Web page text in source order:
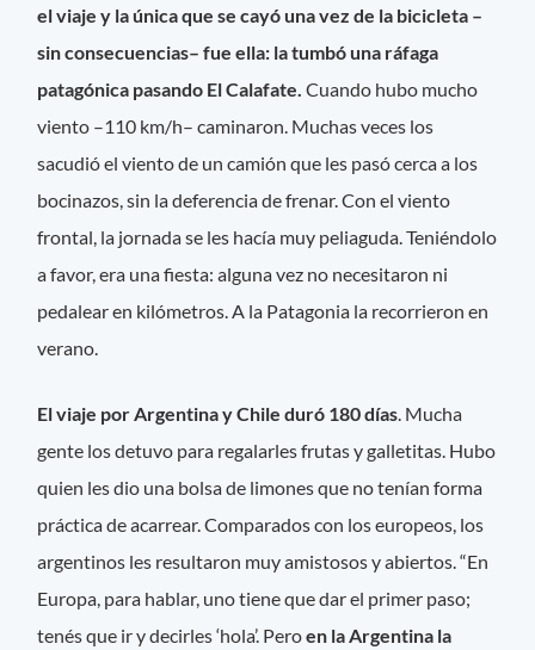
el viaje y la única que se cayó una vez de la bicicleta –
sin consecuencias– fue ella: la tumbó una ráfaga
patagónica pasando El Calafate. Cuando hubo mucho
viento –110 km/h– caminaron. Muchas veces los
sacudió el viento de un camión que les pasó cerca a los
bocinazos, sin la deferencia de frenar. Con el viento
frontal, la jornada se les hacía muy peliaguda. Teniéndolo
a favor, era una fiesta: alguna vez no necesitaron ni
pedalear en kilómetros. A la Patagonia la recorrieron en
verano.
El viaje por Argentina y Chile duró 180 días. Mucha
gente los detuvo para regalarles frutas y galletitas. Hubo
quien les dio una bolsa de limones que no tenían forma
práctica de acarrear. Comparados con los europeos, los
argentinos les resultaron muy amistosos y abiertos. “En
Europa, para hablar, uno tiene que dar el primer paso;
tenés que ir y decirles ‘hola’. Peroen la Argentina la